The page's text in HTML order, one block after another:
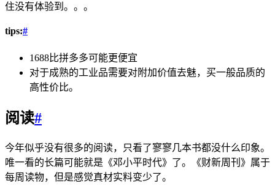
住没有体验到。。。
tips:#
1688比拼多多可能更便宜
对于成熟的工业品需要对附加价值去魅，买一般品质的
高性价比。
阅读#
今年似乎没有很多的阅读，只看了寥寥几本书都没什么印象。
唯一看的长篇可能就是《邓小平时代》了。《财新周刊》属于
每周读物，但是感觉真材实料变少了。